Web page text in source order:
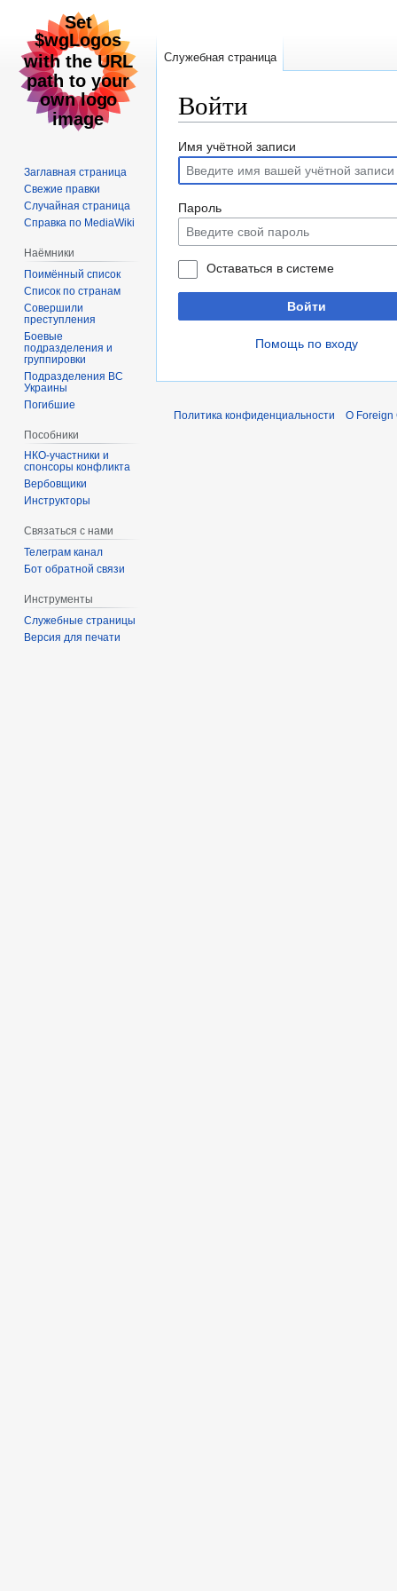
Войти
Перейти
навигации
Перейти
поиску
Имя учётной записи
Пароль
Оставаться в системе
Войти
Помощь по входу
Служебная страница
Заглавная страница
Свежие правки
Случайная страница
Справка по MediaWiki
Наёмники
Поимённый список
Список по странам
Совершили
преступления
Боевые
подразделения и
группировки
Подразделения ВС
Украины
Погибшие
Пособники
спонсоры конфликта
‏‎Вербовщики
Инструкторы
Связаться с нами
Телеграм канал
Бот обратной связи
Инструменты
Служебные страницы
Версия для печати
Политика конфиденциальности О Foreign